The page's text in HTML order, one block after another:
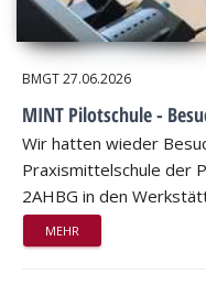
BMGT27.06.2026
MINT Pilotschule -
Wir hatten wieder
Praxismittelschule der
2AHBG in den
MEHR